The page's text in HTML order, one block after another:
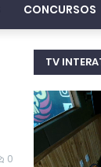
CONCURSOS
0
TV